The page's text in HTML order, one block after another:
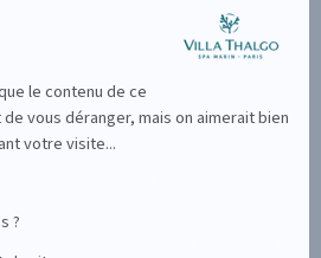
le contenu de ce
vous déranger, mais on aimerait bien
votre visite...
?
THALGO
CONCARNEAU
LES ISSAMBRES